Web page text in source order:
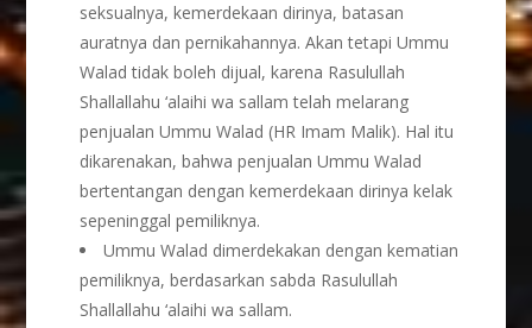
seksualnya, kemerdekaan dirinya, batasan
auratnya dan pernikahannya. Akan tetapi Ummu
Walad tidak boleh dijual, karena Rasulullah
Shallallahu ‘alaihi wa sallam telah melarang
penjualan Ummu Walad (HR Imam Malik). Hal itu
dikarenakan, bahwa penjualan Ummu Walad
bertentangan dengan kemerdekaan dirinya kelak
sepeninggal pemiliknya.
Ummu Walad dimerdekakan dengan kematian
pemiliknya, berdasarkan sabda Rasulullah
Shallallahu ‘alaihi wa sallam.